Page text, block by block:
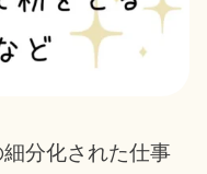
分化された仕事